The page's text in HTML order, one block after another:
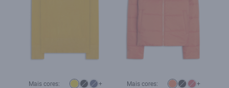
Mais cores: + Mais cores: +